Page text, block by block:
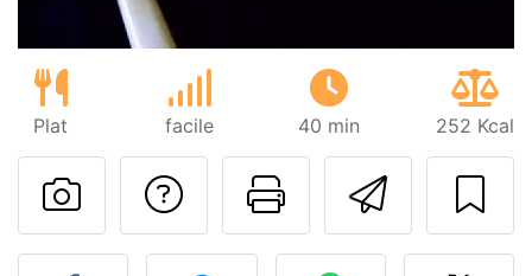
Plat facile 40 min 252 Kcal
Imprimer
Poser une
Publier votre photo de